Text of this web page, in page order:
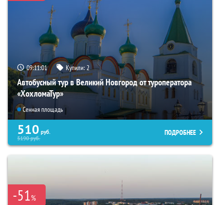
09:11:00 Купили:2
Автобусный тур в Великий Новгород от туроператора
«ХохломаТур»
Сенная площадь
510 руб.
5190руб.
ПОДРОБНЕЕ
-51%